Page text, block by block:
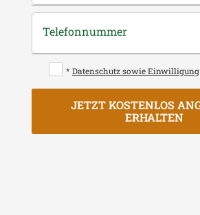
Telefonnummer
* Datenschutz sowie Einwilligung
JETZT KOSTENLOS
ERHALTEN